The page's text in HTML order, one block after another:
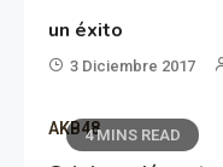
un éxito
3 Diciembre 2017
4 MINS READ
AKB48